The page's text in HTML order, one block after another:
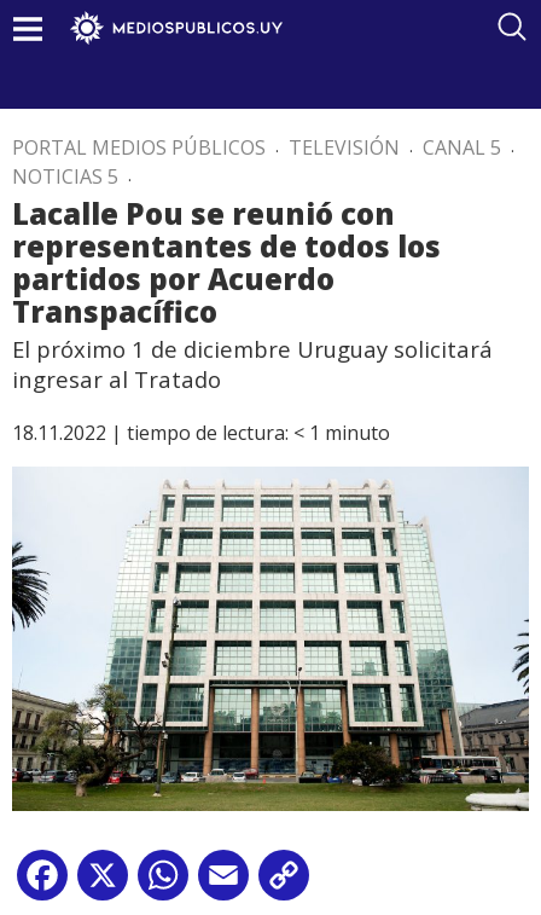
PORTAL MEDIOS PÚBLICOS . TELEVISIÓN . CANAL 5 .
NOTICIAS 5 .
Lacalle Pou se reunió con
representantes de todos los
partidos por Acuerdo
Transpacífico
El próximo 1 de diciembre Uruguay solicitará
ingresar al Tratado
18.11.2022 | tiempo de lectura: < 1 minuto
Facebook
X WhatsApp
Email